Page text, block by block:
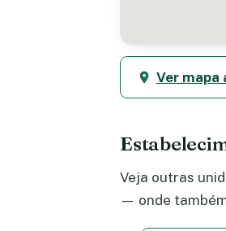
Ver mapa
Veja outras
— onde